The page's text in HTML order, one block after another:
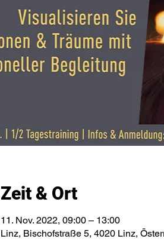
Zeit & Ort
11. Nov. 2022, 09:00 – 13:00
Linz, Bischofstraße 5, 4020 Linz,